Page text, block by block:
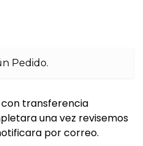
Pedido.
con transferencia
una vez revisemos
por correo.